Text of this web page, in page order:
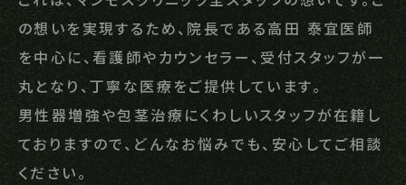
の想いを実現するため、院長である高田 泰宜医師
を中心に、看護師やカウンセラー、受付スタッフが一
丸となり、丁寧な医療をご提供しています。
男性器増強や包茎治療にくわしいスタッフが在籍し
ておりますので、どんなお悩みでも、安心してご相談
ください。